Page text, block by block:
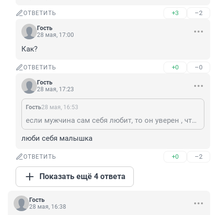
ОТВЕТИТЬ +3 –2
Гость
28 мая, 17:00
Как?
ОТВЕТИТЬ +0 –0
Гость
28 мая, 17:23
Гость28 мая, 16:53
если мужчина сам себя любит, то он уверен , что его способны и могут полюбить другие и значит у него нет проблем в общении с кем бы то ни было. А вот проблемы с самолюбием как раз и оправдывают жалостью и самоуважением. Бред ты пишешь . И уже как я помню лет 10 и даже больше тут ))) умнее ты не стал. Но это хорошо. Не надо тебе умнеть, еще размножаться начнешь ...а это уже перебор.
люби себя малышка
ОТВЕТИТЬ +0 –2
Показать ещё 4 ответа
Гость
28 мая, 16:38